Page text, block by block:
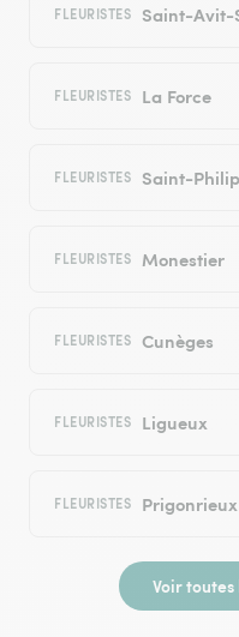
FLEURISTES Saint-Avit-
FLEURISTES La Force
FLEURISTES Saint-
FLEURISTES Monestier
FLEURISTES Cunèges
FLEURISTES Ligueux
FLEURISTES Prigonrieux
Voir